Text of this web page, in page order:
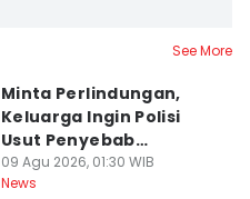
See More
Minta Perlindungan,
Keluarga Ingin Polisi
Usut Penyebab
Kematian Sutrimo
09 Agu 2026, 01:30 WIB
News